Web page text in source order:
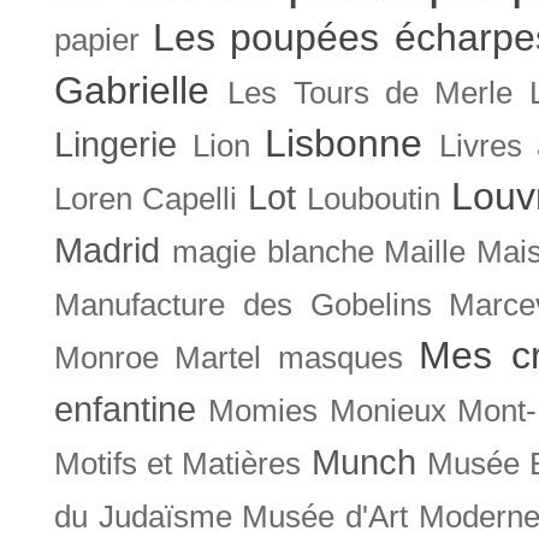
papier Les poupées
Gabrielle
Les Tours de Merle
Lingerie Lion Lisbonne
Livres
Loren Capelli Lot Louboutin
Madrid magie blanche Maille
Manufacture des Gobelins
Monroe Martel masques Mes
enfantine Momies Monieux
Motifs et Matières Munch Musée
du Judaïsme Musée d'Art